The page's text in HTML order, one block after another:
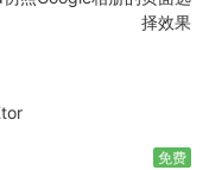
择效果
免费